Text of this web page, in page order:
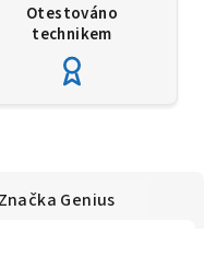
Otestováno
technikem
Značka Genius